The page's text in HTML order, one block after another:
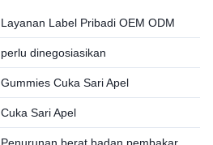
Layanan Label Pribadi OEM ODM
perlu dinegosiasikan
Gummies Cuka Sari Apel
Cuka Sari Apel